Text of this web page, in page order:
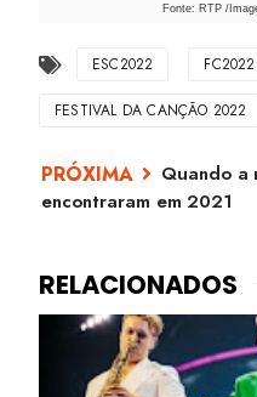
Fonte: RTP /
ESC2022 FC2022
FESTIVAL DA CANÇÃO 2022
Quando a
encontraram em 2021